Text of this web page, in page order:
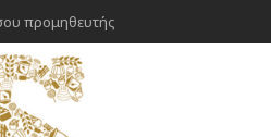
προμηθευτής